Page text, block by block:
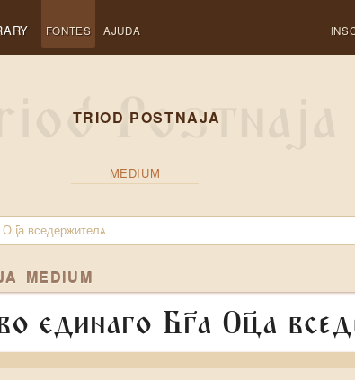
FONTES AJUDA
TRIOD POSTNAJA
MEDIUM
MEDIUM
єдинаго Бг҃а Оц҃а